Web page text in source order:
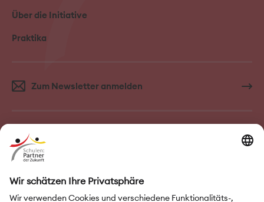
Über die Initiative
Praktika
Zum Newsletter anmelden
FAQ–Häufige Fragen Kontakt